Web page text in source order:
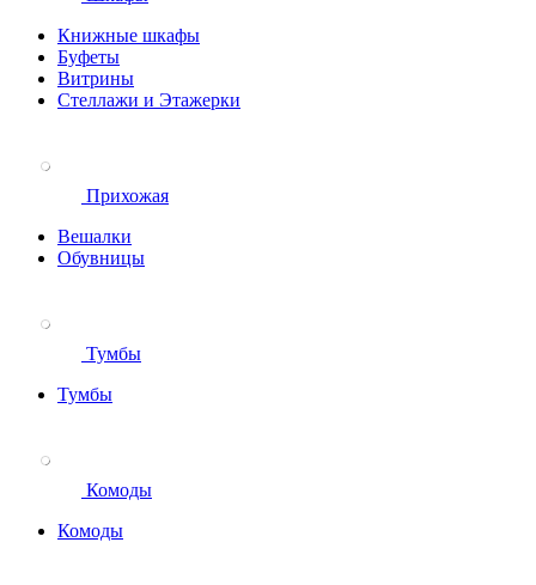
Книжные шкафы
Буфеты
Витрины
Стеллажи и Этажерки
Прихожая
Вешалки
Обувницы
Тумбы
Тумбы
Комоды
Комоды